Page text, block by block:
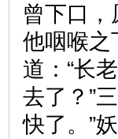
曾下口
他咽喉之
道：“长
去了？”
快了。”